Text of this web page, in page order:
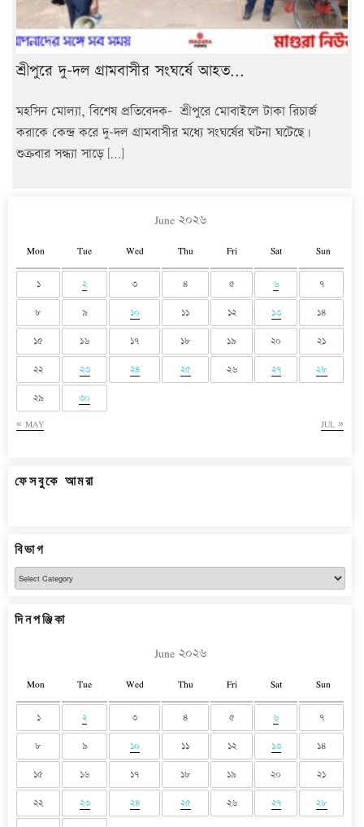
শ্রীপুরে দু-দল গ্রামবাসীর সংঘর্ষে আহত...
মহসিন মোল্যা, বিশেষ প্রতিবেদক- শ্রীপুরে মোবাইলে টাকা রিচার্জ
করাকে কেন্দ্র করে দু-দল গ্রামবাসীর মধ্যে সংঘর্ষের ঘটনা ঘটেছে।
শুক্রবার সন্ধ্যা সাড়ে […]
June ২০২৬
Mon Tue Wed Thu Fri Sat Sun
« MAY JUL »
১ ২ ৩ ৪ ৫ ৬ ৭
৮ ৯ ১০ ১১ ১২ ১৩ ১৪
১৫ ১৬ ১৭ ১৮ ১৯ ২০ ২১
২২ ২৩ ২৪ ২৫ ২৬ ২৭ ২৮
২৯ ৩০
ফেসবুকে আমরা
বিভাগ
বিভাগ
দিনপঞ্জিকা
June ২০২৬
Mon Tue Wed Thu Fri Sat Sun
১ ২ ৩ ৪ ৫ ৬ ৭
৮ ৯ ১০ ১১ ১২ ১৩ ১৪
১৫ ১৬ ১৭ ১৮ ১৯ ২০ ২১
২২ ২৩ ২৪ ২৫ ২৬ ২৭ ২৮